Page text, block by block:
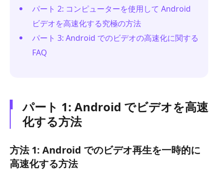
パート 2: コンピューターを使用して Android
ビデオを高速化する究極の方法
パート 3: Android でのビデオの高速化に関する
FAQ
パート 1: Android でビデオを高速
化する方法
方法 1: Android でのビデオ再生を一時的に
高速化する方法